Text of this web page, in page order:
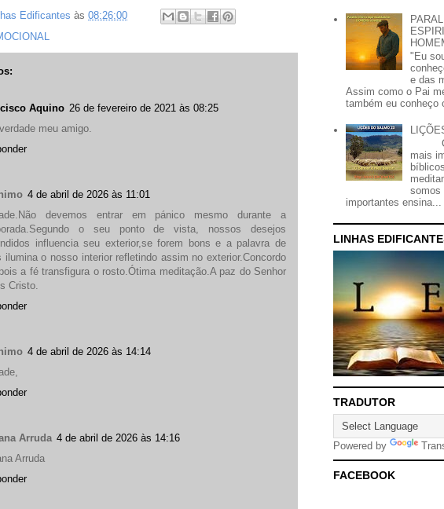
Edificantes às 08:26:00
Aquino 26 de fevereiro de 2021 às 08:25
meu amigo.
4 de abril de 2026 às 11:01
devemos entrar em pánico mesmo durante a
o seu ponto de vista, nossos desejos
influencia seu exterior,se forem bons e a palavra de
ilumina o nosso interior refletindo assim no exterior.Concordo
a fé transfigura o rosto.Ótima meditação.A paz do Senhor
Cristo.
4 de abril de 2026 às 14:14
Arruda 4 de abril de 2026 às 14:16
Arruda
"Eu
e das
Assim como o Pai
também eu conheço
O
mais
somos
importantes ensina...
LINHAS
TRADUTOR
Powered by
FACEBOOK